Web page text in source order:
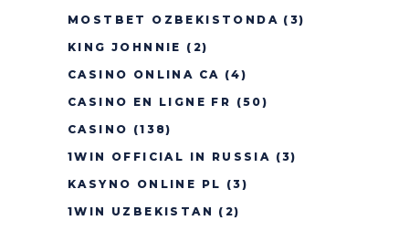
MOSTBET OZBEKISTONDA (3)
KING JOHNNIE (2)
CASINO ONLINA CA (4)
CASINO EN LIGNE FR (50)
CASINO (138)
1WIN OFFICIAL IN RUSSIA (3)
KASYNO ONLINE PL (3)
1WIN UZBEKISTAN (2)